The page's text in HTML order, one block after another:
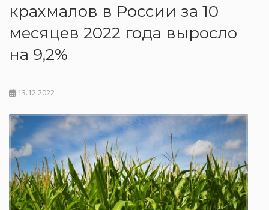
крахмалов в России за 10
месяцев 2022 года выросло
на 9,2%
13.12.2022